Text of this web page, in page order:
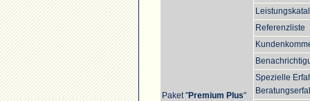
Paket "Premium Plus"
Referenzliste
Spezielle